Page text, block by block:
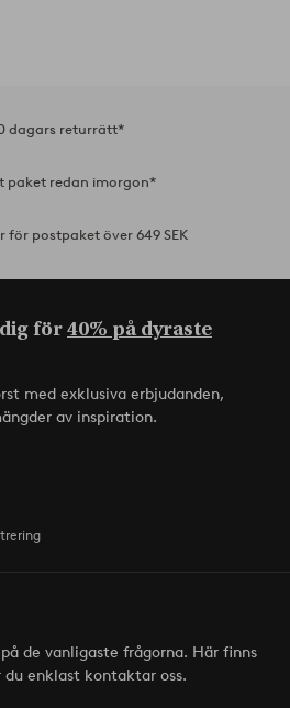
dagars returrätt*
paket redan imorgon*
för postpaket över 649 SEK
för40% på dyraste
med exklusiva erbjudanden,
av inspiration.
de vanligaste frågorna. Här finns
enklast kontaktar oss.